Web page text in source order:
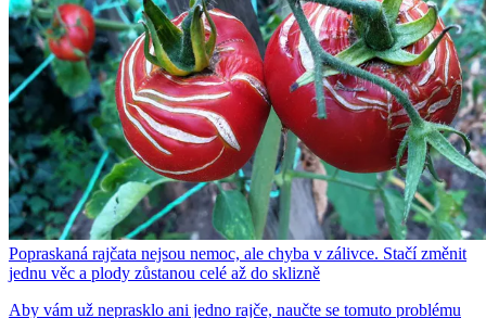
Popraskaná rajčata nejsou nemoc, ale chyba v zálivce. Stačí změnit
jednu věc a plody zůstanou celé až do sklizně
Aby vám už neprasklo ani jedno rajče, naučte se tomuto problému